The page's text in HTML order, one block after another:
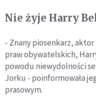
Nie żyje Harry
- Znany piosenkarz, aktor
praw obywatelskich,
powodu niewydolności
Jorku - poinformowała
prasowym.